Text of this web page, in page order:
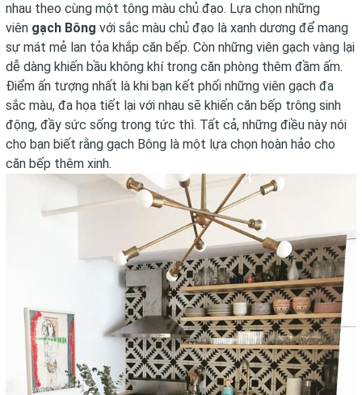
nhau theo cùng một tông màu chủ đạo. Lựa chọn những
viên gạch Bông với sắc màu chủ đạo là xanh dương để mang
sự mát mẻ lan tỏa khắp căn bếp. Còn những viên gạch vàng lại
dễ dàng khiến bầu không khí trong căn phòng thêm đầm ấm.
Điểm ấn tượng nhất là khi bạn kết phối những viên gạch đa
sắc màu, đa họa tiết lại với nhau sẽ khiến căn bếp trông sinh
động, đầy sức sống trong tức thì. Tất cả, những điều này nói
cho bạn biết rằng gạch Bông là một lựa chọn hoàn hảo cho
căn bếp thêm xinh.